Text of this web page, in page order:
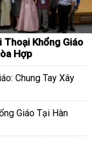
Thoại Khổng Giáo
Hợp
Chung Tay Xây
Giáo Tại Hàn